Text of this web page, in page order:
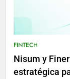
FINTECH
Nisum y
estratégica